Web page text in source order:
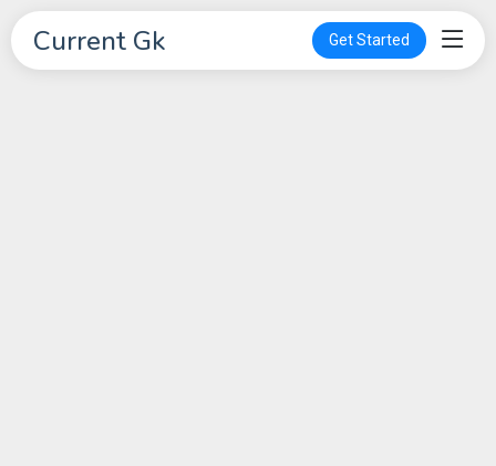
Current Gk Get Started